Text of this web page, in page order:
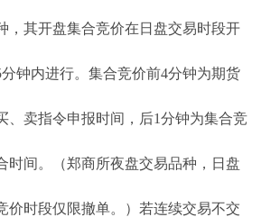
，其开盘集合竞价在日盘交易时段开
钟内进行。集合竞价前4分钟为期货
、卖指令申报时间，后1分钟为集合竞
时间。（郑商所夜盘交易品种，日盘
价时段仅限撤单。）若连续交易不交